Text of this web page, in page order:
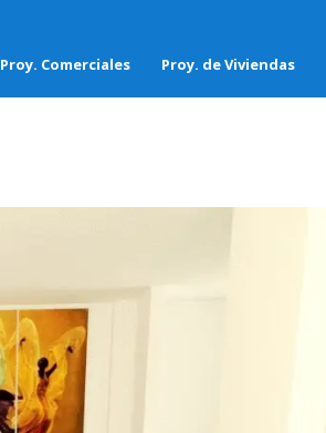
Proy. Comerciales Proy. de Viviendas